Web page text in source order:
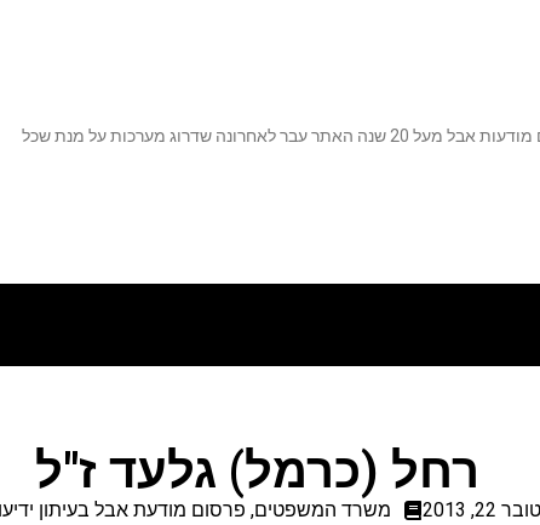
שדרוג מערכות על מנת שכל
רחל (כרמל) גלעד ז"ל
22, 2013 משרד המשפטים, פרסום מודעת אבל בעיתון